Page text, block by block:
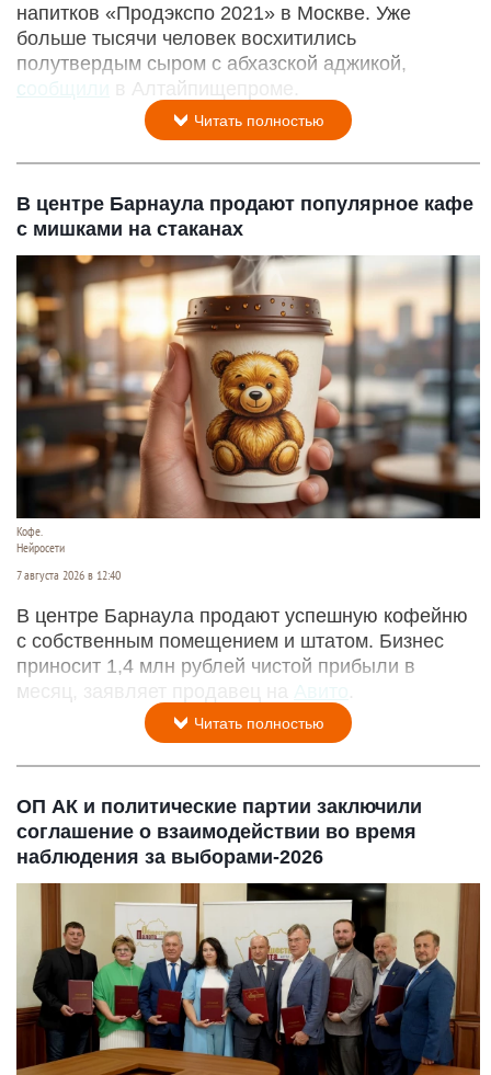
напитков «Продэкспо 2021» в Москве. Уже
больше тысячи человек восхитились
полутвердым сыром с абхазской аджикой,
сообщили
в Алтайпищепроме.
Читать полностью
В центре Барнаула продают популярное кафе
с мишками на стаканах
Кофе.
Нейросети
7 августа 2026 в 12:40
В центре Барнаула продают успешную кофейню
с собственным помещением и штатом. Бизнес
приносит 1,4 млн рублей чистой прибыли в
месяц, заявляет продавец на
Авито
Читать полностью
ОП АК и политические партии заключили
соглашение о взаимодействии во время
наблюдения за выборами-2026